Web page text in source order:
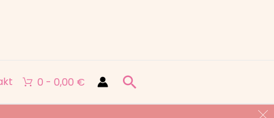
0 - 0,00 € Search